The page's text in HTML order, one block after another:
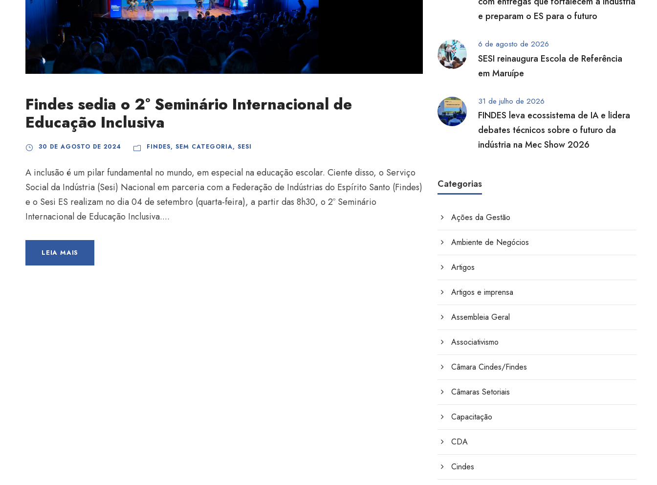
Findes sedia o 2° Seminário Internacional de
Educação Inclusiva
30 DE AGOSTO DE 2024 FINDES, SEM CATEGORIA, SESI
A inclusão é um pilar fundamental no mundo, em especial na educação escolar. Ciente disso, o Serviço
Social da Indústria (Sesi) Nacional em parceria com a Federação de Indústrias do Espírito Santo (Findes)
e o Sesi ES realizam no dia 04 de setembro (quarta-feira), a partir das 8h30, o 2º Seminário
Internacional de Educação Inclusiva....
LEIA MAIS
e preparam o ES para o futuro
6 de agosto de 2026
SESI reinaugura Escola de Referência
em Maruípe
31 de julho de 2026
FINDES leva ecossistema de IA e lidera
debates técnicos sobre o futuro da
indústria na Mec Show 2026
Categorias
Ações da Gestão
Ambiente de Negócios
Artigos
Artigos e imprensa
Assembleia Geral
Associativismo
Câmara Cindes/Findes
Câmaras Setoriais
Capacitação
CDA
Cindes